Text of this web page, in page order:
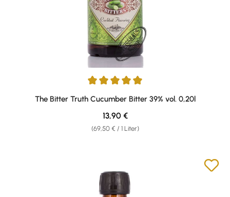
Durchschnittliche Bewertung von 5 von 5 Sternen
The Bitter Truth Cucumber Bitter 39% vol. 0,20l
(69,50 € / 1 Liter)
Regulärer Preis:
13,90 €